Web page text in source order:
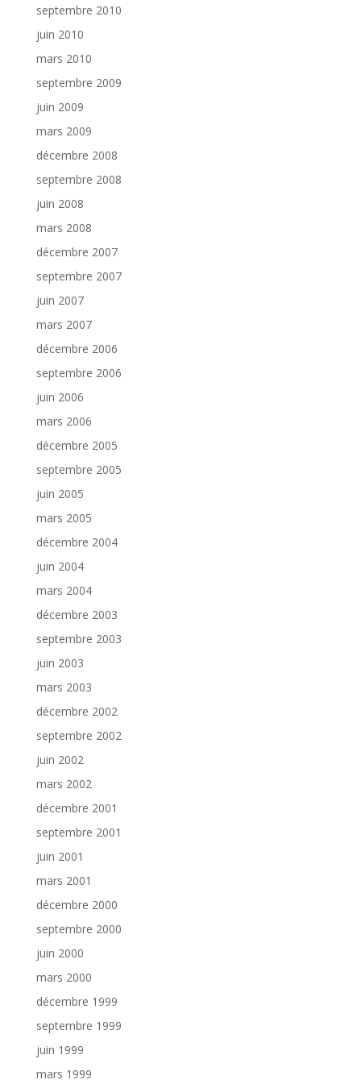
septembre 2010
juin 2010
mars 2010
septembre 2009
juin 2009
mars 2009
décembre 2008
septembre 2008
juin 2008
mars 2008
décembre 2007
septembre 2007
juin 2007
mars 2007
décembre 2006
septembre 2006
juin 2006
mars 2006
décembre 2005
septembre 2005
juin 2005
mars 2005
décembre 2004
juin 2004
mars 2004
décembre 2003
septembre 2003
juin 2003
mars 2003
décembre 2002
septembre 2002
juin 2002
mars 2002
décembre 2001
septembre 2001
juin 2001
mars 2001
décembre 2000
septembre 2000
juin 2000
mars 2000
décembre 1999
septembre 1999
juin 1999
mars 1999